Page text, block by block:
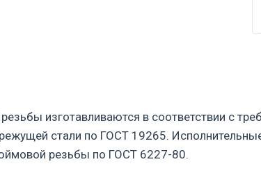
изготавливаются в соответствии с
стали по ГОСТ 19265.
резьбы по ГОСТ 6227-80.